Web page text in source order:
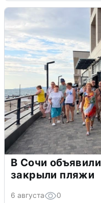
В Сочи
закрыли пляжи
6 августа 0